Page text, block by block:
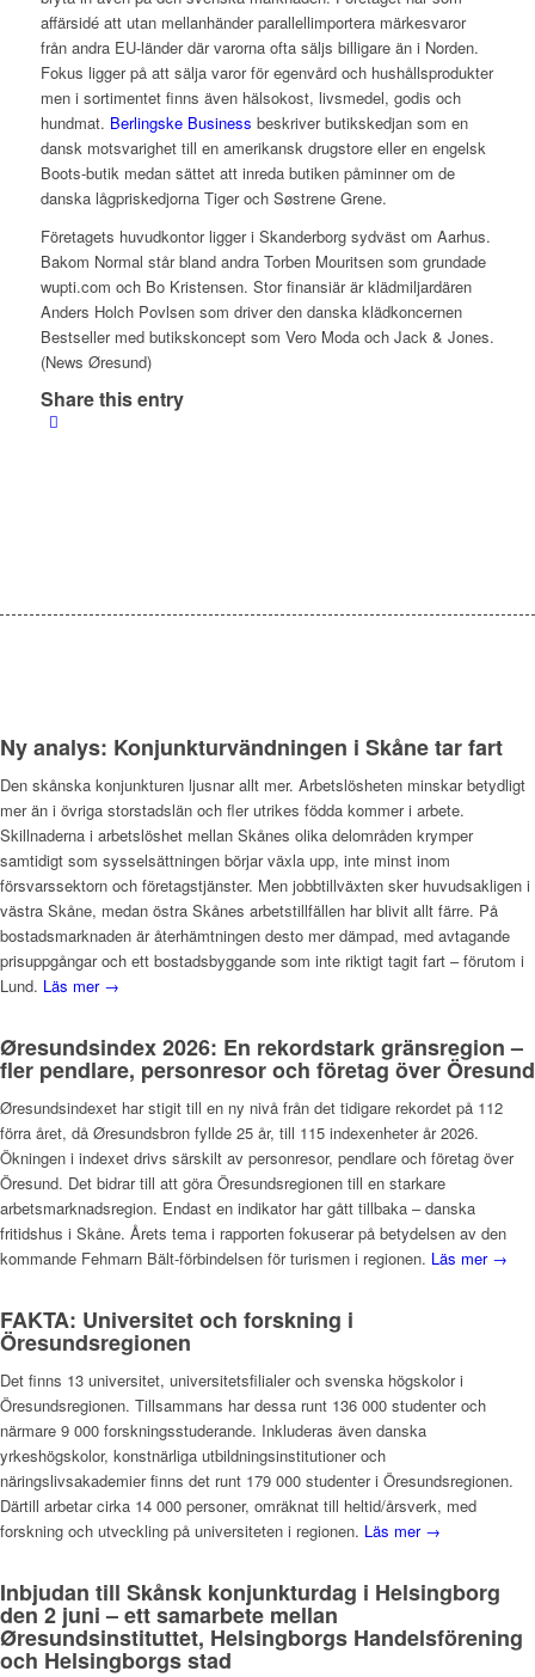
affärsidé att utan mellanhänder parallellimportera märkesvaror
från andra EU-länder där varorna ofta säljs billigare än i Norden.
Fokus ligger på att sälja varor för egenvård och hushållsprodukter
men i sortimentet finns även hälsokost, livsmedel, godis och
hundmat. Berlingske Business beskriver butikskedjan som en
dansk motsvarighet till en amerikansk drugstore eller en engelsk
Boots-butik medan sättet att inreda butiken påminner om de
danska lågpriskedjorna Tiger och Søstrene Grene.
Företagets huvudkontor ligger i Skanderborg sydväst om Aarhus.
Bakom Normal står bland andra Torben Mouritsen som grundade
wupti.com och Bo Kristensen. Stor finansiär är klädmiljardären
Anders Holch Povlsen som driver den danska klädkoncernen
Bestseller med butikskoncept som Vero Moda och Jack & Jones.
(News Øresund)
Share this entry
Ny analys: Konjunkturvändningen i Skåne tar fart
Den skånska konjunkturen ljusnar allt mer. Arbetslösheten minskar betydligt
mer än i övriga storstadslän och fler utrikes födda kommer i arbete.
Skillnaderna i arbetslöshet mellan Skånes olika delområden krymper
samtidigt som sysselsättningen börjar växla upp, inte minst inom
försvarssektorn och företagstjänster. Men jobbtillväxten sker huvudsakligen i
västra Skåne, medan östra Skånes arbetstillfällen har blivit allt färre. På
bostadsmarknaden är återhämtningen desto mer dämpad, med avtagande
prisuppgångar och ett bostadsbyggande som inte riktigt tagit fart – förutom i
Lund. Läs mer →
Øresundsindex 2026: En rekordstark gränsregion –
fler pendlare, personresor och företag över Öresund
Øresundsindexet har stigit till en ny nivå från det tidigare rekordet på 112
förra året, då Øresundsbron fyllde 25 år, till 115 indexenheter år 2026.
Ökningen i indexet drivs särskilt av personresor, pendlare och företag över
Öresund. Det bidrar till att göra Öresundsregionen till en starkare
arbetsmarknadsregion. Endast en indikator har gått tillbaka – danska
fritidshus i Skåne. Årets tema i rapporten fokuserar på betydelsen av den
kommande Fehmarn Bält-förbindelsen för turismen i regionen. Läs mer →
FAKTA: Universitet och forskning i
Öresundsregionen
Det finns 13 universitet, universitetsfilialer och svenska högskolor i
Öresundsregionen. Tillsammans har dessa runt 136 000 studenter och
närmare 9 000 forskningsstuderande. Inkluderas även danska
yrkeshögskolor, konstnärliga utbildningsinstitutioner och
näringslivsakademier finns det runt 179 000 studenter i Öresundsregionen.
Därtill arbetar cirka 14 000 personer, omräknat till heltid/årsverk, med
forskning och utveckling på universiteten i regionen. Läs mer →
Inbjudan till Skånsk konjunkturdag i Helsingborg
den 2 juni – ett samarbete mellan
Øresundsinstituttet, Helsingborgs Handelsförening
och Helsingborgs stad